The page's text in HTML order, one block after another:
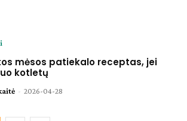
mėsos patiekalo receptas, jei
kotletų
- 2026-04-28